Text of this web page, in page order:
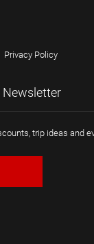
Privacy Policy
Newsletter
trip ideas and